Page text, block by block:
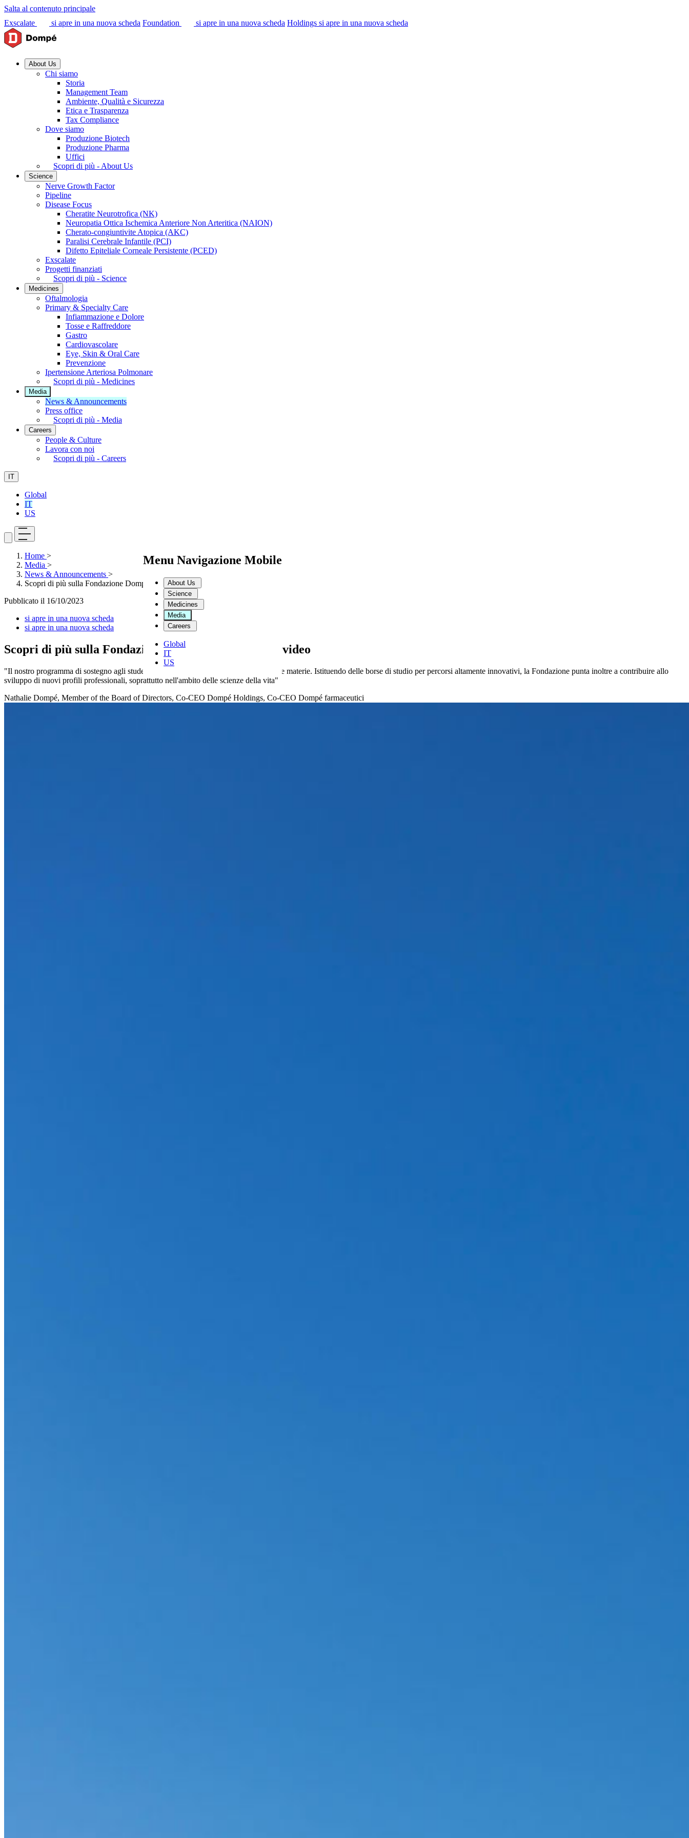
Salta al contenuto principale
Exscalate
si apre in una nuova scheda Foundation si apre in una nuova scheda Holdings si apre in una nuova scheda
About Us
Chi siamo
Storia
Management Team
Ambiente, Qualità e Sicurezza
Etica e Trasparenza
Tax Compliance
Dove siamo
Produzione Biotech
Produzione Pharma
Uffici
Scopri di più - About Us
Science
Nerve Growth Factor
Pipeline
Disease Focus
Cheratite Neurotrofica (NK)
Neuropatia Ottica Ischemica Anteriore Non Arteritica (NAION)
Cherato-congiuntivite Atopica (AKC)
Paralisi Cerebrale Infantile (PCI)
Difetto Epiteliale Corneale Persistente (PCED)
Exscalate
Progetti finanziati
Scopri di più - Science
Medicines
Oftalmologia
Primary & Specialty Care
Infiammazione e Dolore
Tosse e Raffreddore
Gastro
Cardiovascolare
Eye, Skin & Oral Care
Prevenzione
Ipertensione Arteriosa Polmonare
Scopri di più - Medicines
Media
News & Announcements
Press office
Scopri di più - Media
Careers
People & Culture
Lavora con noi
Scopri di più - Careers
IT
Global
IT
US
Menu Navigazione Mobile
About Us
Science
Medicines
Media
Careers
Global
IT
US
Home >
Media >
News & Announcements >
Scopri di più sulla Fondazione Dompé: ecco il nuovo video
Pubblicato il 16/10/2023
si apre in una nuova scheda
si apre in una nuova scheda
Scopri di più sulla Fondazione Dompé: ecco il nuovo video
"Il nostro programma di sostegno agli studenti abbraccia tutti i livelli di studio e diverse materie. Istituendo delle borse di studio per percorsi altamente innovativi, la Fondazione punta inoltre a contribuire allo
sviluppo di nuovi profili professionali, soprattutto nell'ambito delle scienze della vita"
Nathalie Dompé, Member of the Board of Directors, Co-CEO Dompé Holdings, Co-CEO Dompé farmaceutici